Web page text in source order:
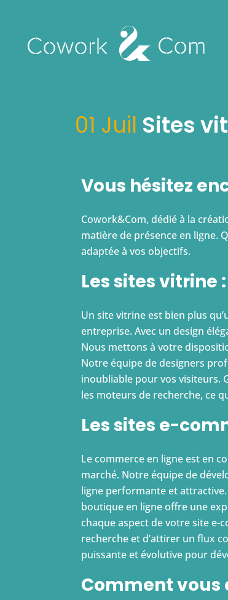
01 Juil Sites
Vous hésitez
Cowork&Com, dédié à la
matière de présence en ligne.
adaptée à vos objectifs.
Les sites vitrine :
Un site vitrine est bien plus
entreprise. Avec un design
Nous mettons à votre
Notre équipe de designers
inoubliable pour vos visiteurs.
les moteurs de recherche, ce
Les sites e-
Le commerce en ligne est en
marché. Notre équipe de
ligne performante et
boutique en ligne offre une
chaque aspect de votre site
recherche et d’attirer un flux
puissante et évolutive pour
Comment vous